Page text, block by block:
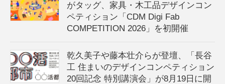
がタッグ、家具・木工品デザインコン
ペティション「CDM Digi Fab
COMPETITION 2026」を初開催
乾久美子や藤本壮介らが登壇、「長谷
工 住まいのデザインコンペティション
20回記念 特別講演会」が8月19日に開